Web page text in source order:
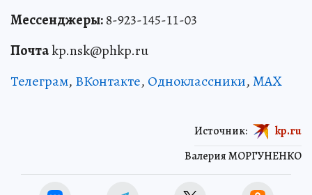
Мессенджеры:8-923-145-11-03
Почтаkp.nsk@phkp.ru
Телеграм, ВКонтакте, Одноклассники,MAX
Валерия МОРГУНЕНКО
Источник: kp.ru